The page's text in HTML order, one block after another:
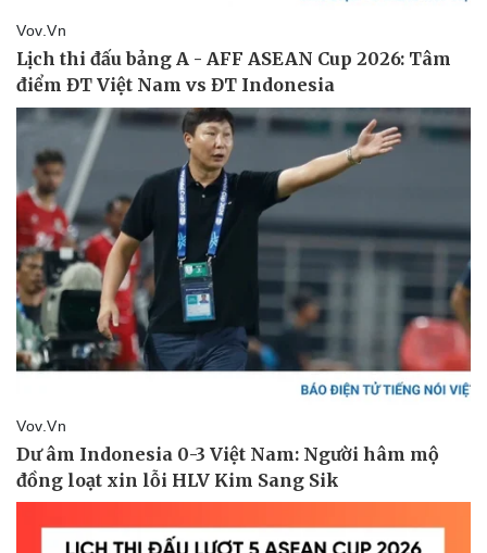
Pháp luật
Vụ án
Tin nóng
Tư vấn luật
Quân sự - Quốc phòng
Vũ khí
Việt Nam